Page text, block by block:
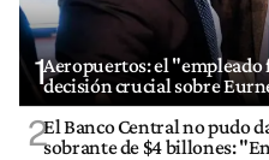
1Aeropuertos: el
decisión crucial sobre
2El Banco Central no pudo
sobrante de $4 billones: